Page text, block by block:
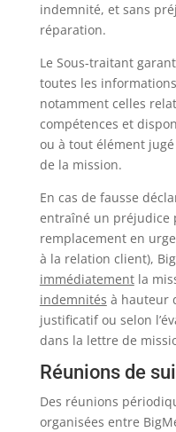
indemnité, et sans
réparation.
Le Sous-traitant
toutes les
notamment celles
compétences et
ou à tout élément
de la mission.
En cas de fausse
entraîné un préjudice
remplacement en
à la relation client),
immédiatementla
indemnités à hauteur
justificatif ou selon
dans la lettre de
Réunions de
Des réunions
organisées entre